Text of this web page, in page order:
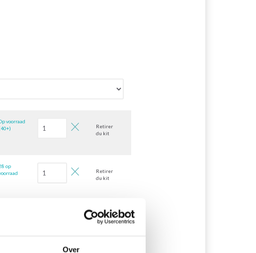
Over
voorraad
Retirer
du kit
op
Retirer
du kit
Retirer
du kit